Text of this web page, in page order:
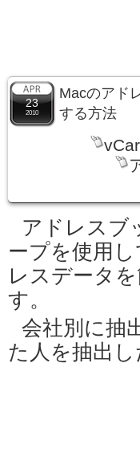
23
2010
Macのアド
する方法
アドレスブ
ープを使用
レスデータ
す。
会社別に抽
た人を抽出